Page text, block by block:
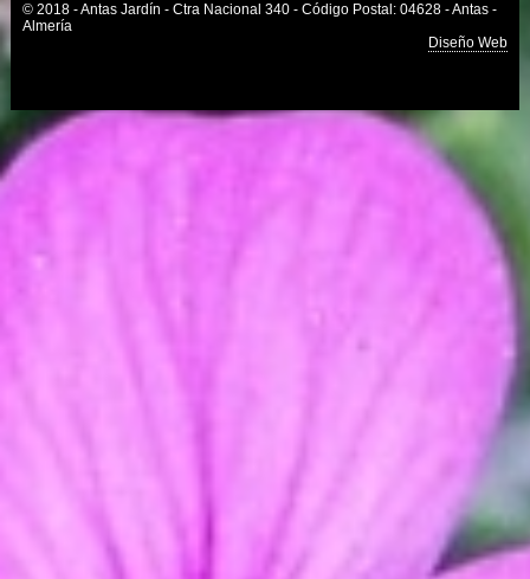
© 2018 - Antas Jardín - Ctra Nacional 340 - Código Postal: 04628 - Antas -
Almería
Diseño Web